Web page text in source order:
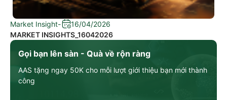
Gọi bạn lên sàn - Quà về rộn ràng
AAS tặng ngay 50K cho mỗi lượt giới thiệu bạn mới thành
công
Market Insight-
16/04/2026
MARKET INSIGHTS_16042026